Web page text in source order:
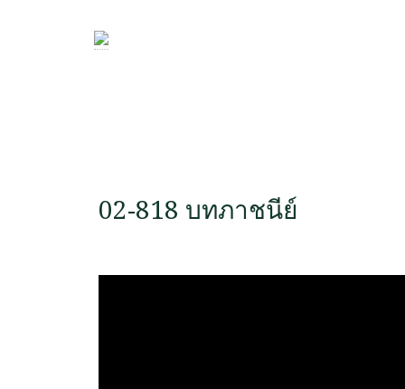
02-818 บทภาชนีย์